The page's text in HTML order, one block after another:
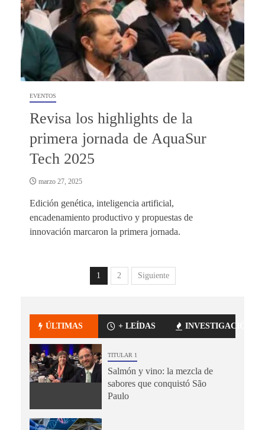
EVENTOS
Revisa los highlights de la
primera jornada de AquaSur
Tech 2025
marzo 27, 2025
Edición genética, inteligencia artificial,
encadenamiento productivo y propuestas de
innovación marcaron la primera jornada.
1 2 Siguiente
ÚLTIMAS + LEÍDAS INVESTIGACIÓN
TITULAR 1
Salmón y vino: la mezcla de
sabores que conquistó São
Paulo